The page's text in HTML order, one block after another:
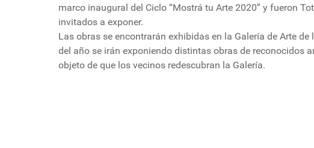
marco inaugural del Ciclo “Mostrá tu Arte 2020” y fueron
invitados a exponer.
Las obras se encontrarán exhibidas en la Galería de Arte
del año se irán exponiendo distintas obras de reconocidos
objeto de que los vecinos redescubran la Galería.